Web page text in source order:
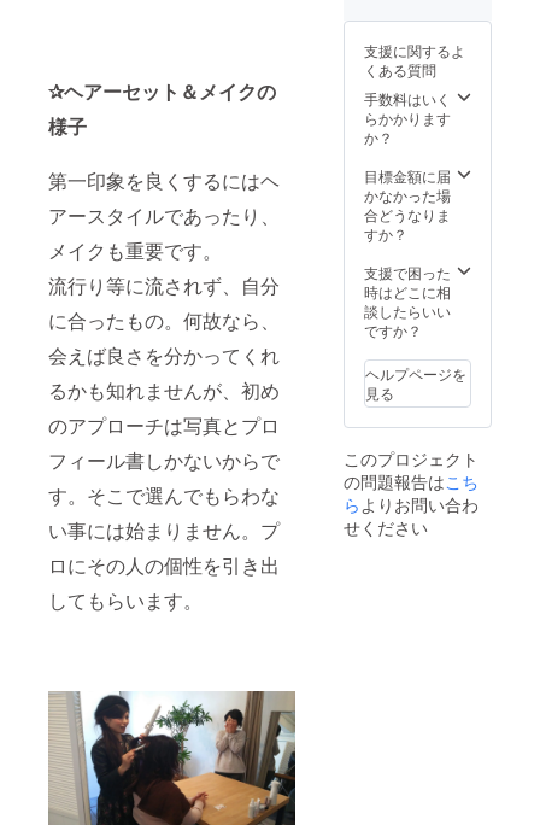
✰ヘアーセット＆メイクの
様子
第一印象を良くするにはヘ
アースタイルであったり、
メイクも重要です。
流行り等に流されず、自分
に合ったもの。何故なら、
会えば良さを分かってくれ
るかも知れませんが、初め
のアプローチは写真とプロ
フィール書しかないからで
す。そこで選んでもらわな
い事には始まりません。プ
ロにその人の個性を引き出
してもらいます。
法に違
反する
よう
な、文
章、お
写真等
ませ
ん。
のパソ
コンを
お持ち
の方で
お願い
致しま
もＬＰ
（ラン
ディン
作成に
なりま
す事を
ご理解
い。 今
すぐ必
要でな
くて
キャン
ペーン
期間中
でした
私の方
ます。
※こちら
のリ
ターン
は関西
になり
ます。
キャン
ペン期
した
ら、い
つでも
ご相談
い。 ※
キャン
ペーン
期間中
プロ
ジェク
ト終了
後１年
間とな
能）を
ペーン
期間中
貼らせ
ていた
だきま
資料等
ありま
したら
送付願
す。応
募者、
成婚者
にチラ
渡しし
ます。
※キャン
ペーン
とは、
プロ
ジェク
ト終了
後１年
支援に関するよ
くある質問
手数料はいく
らかかります
か？
目標金額に届
かなかった場
合どうなりま
すか？
支援で困った
時はどこに相
談したらいい
ですか？
ヘルプページを
見る
このプロジェクト
の問題報告はこち
ら よりお問い合わ
せください